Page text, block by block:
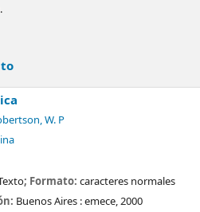
.
W. P
; Formato: caracteres normales
Buenos Aires :emece,2000